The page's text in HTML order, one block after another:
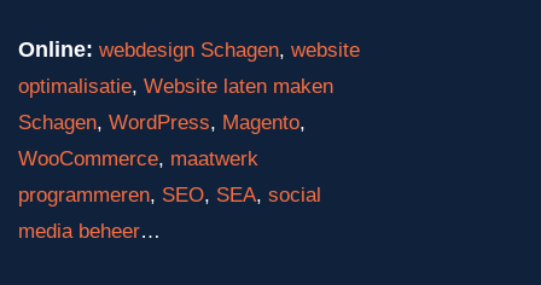
Online: webdesign Schagen, website
optimalisatie, Website laten maken
Schagen, WordPress, Magento,
WooCommerce, maatwerk
programmeren, SEO, SEA, social
media beheer…